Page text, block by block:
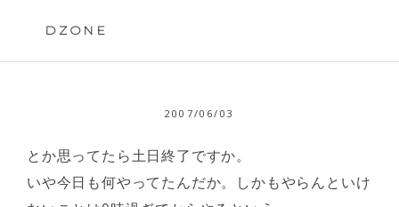
DZONE
2007/06/03
とか思ってたら土日終了ですか。
いや今日も何やってたんだか。しかもやらんといけ